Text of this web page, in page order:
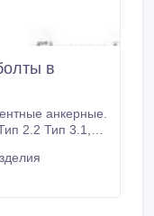
в
анкерные.
болтов